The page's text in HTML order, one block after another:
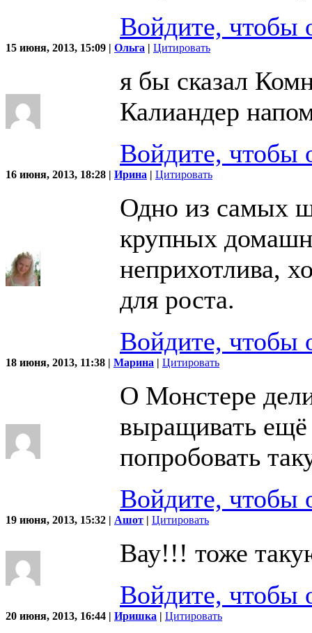
Войдите, чтобы
15 июня, 2013, 15:09 | Ольга | Цитировать
я бы сказал
Калиандер
Войдите, чтобы
16 июня, 2013, 18:28 | Ирина | Цитировать
Одно из самых
крупных
неприхотлива,
для роста.
Войдите, чтобы
18 июня, 2013, 11:38 | Марина | Цитировать
О Монстере
выращивать ещё
попробовать
Войдите, чтобы
19 июня, 2013, 15:32 | Ашот | Цитировать
Вау!!! тоже
Войдите, чтобы
20 июня, 2013, 16:44 | Иришка | Цитировать